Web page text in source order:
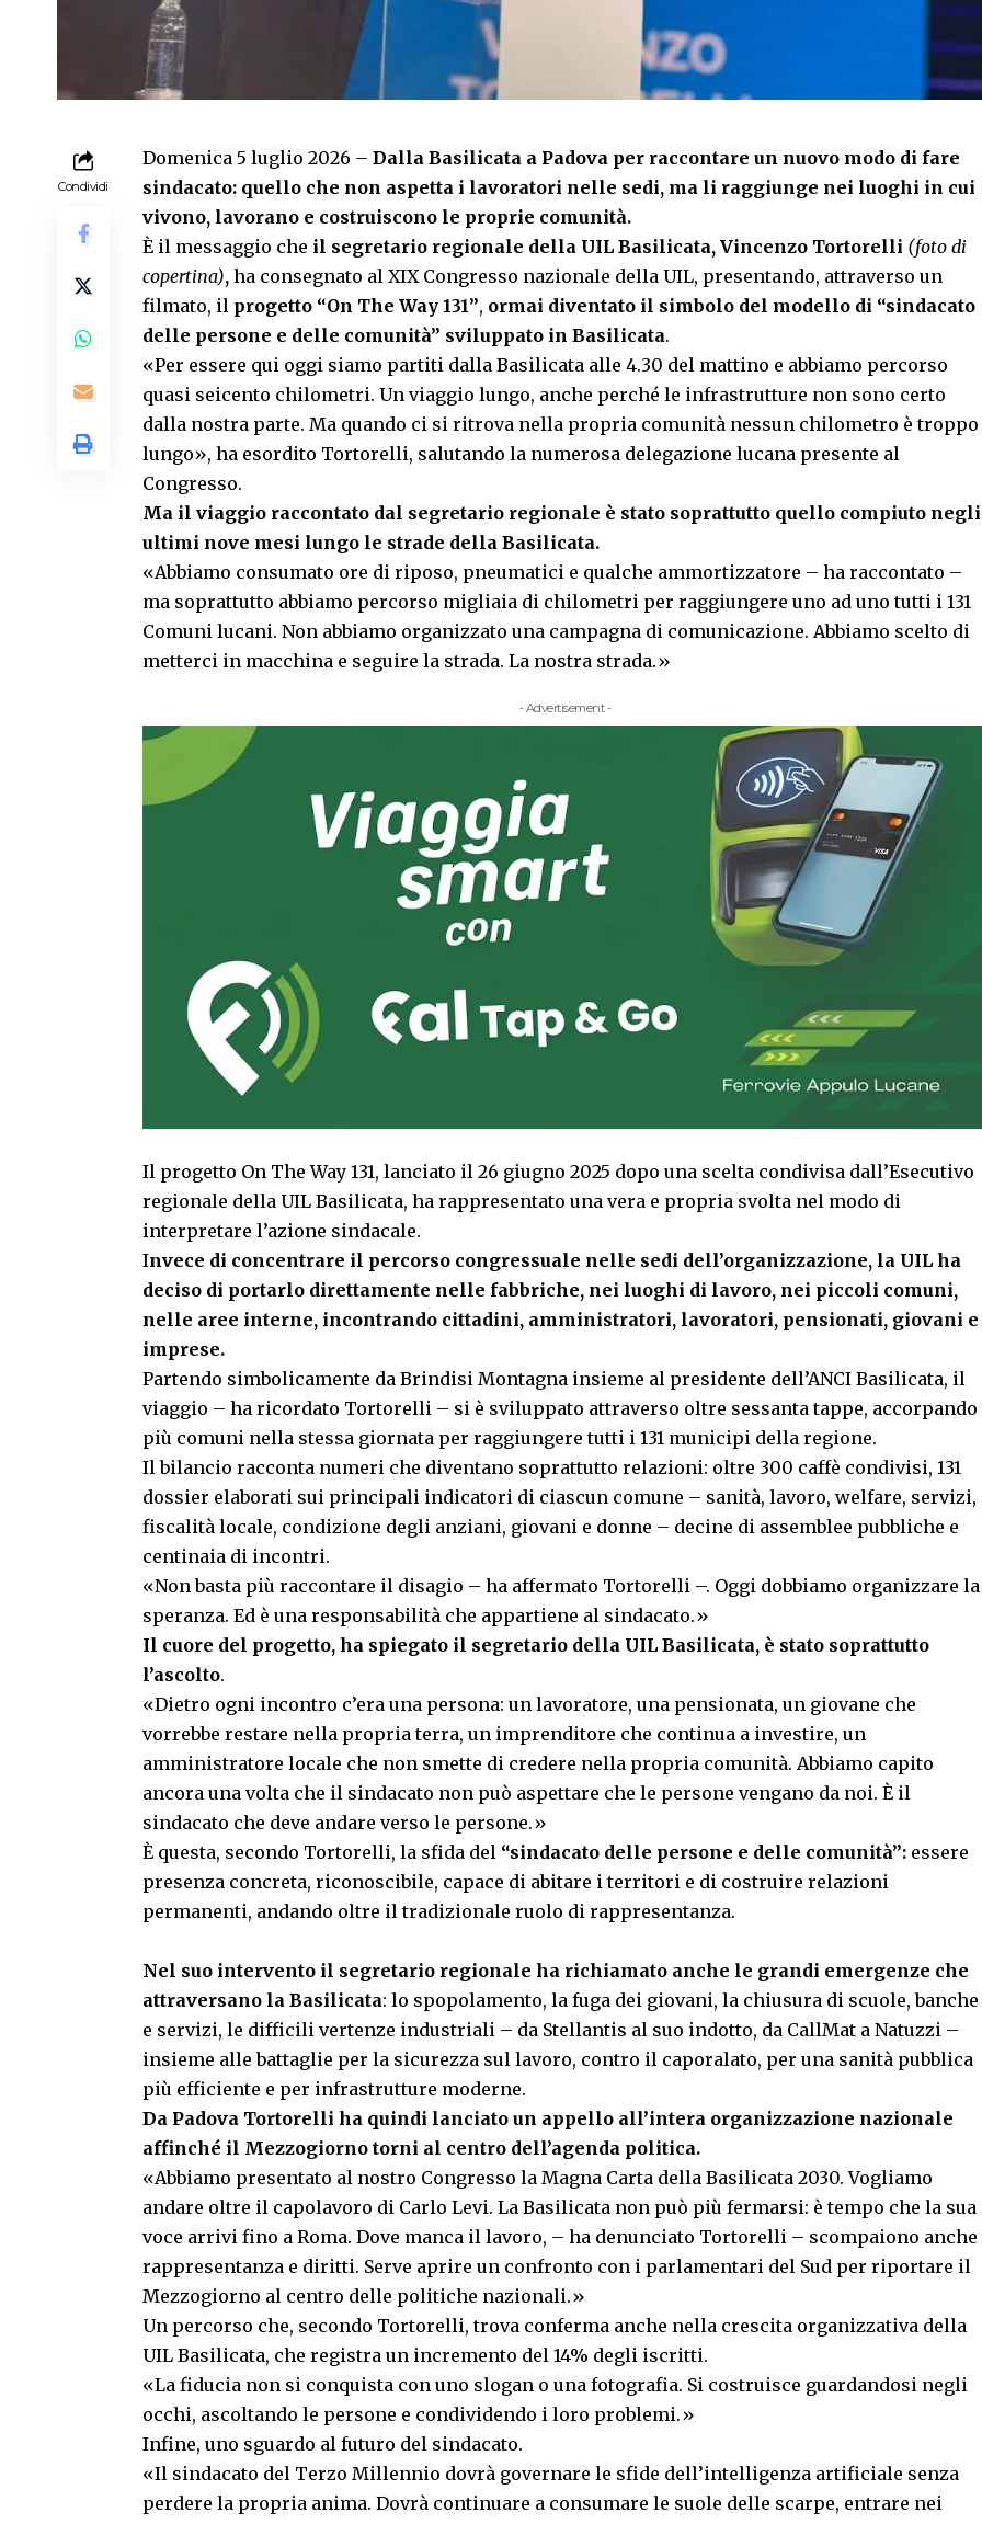
Condividi
Domenica 5 luglio 2026 – Dalla Basilicata a Padova per raccontare un nuovo modo di fare
sindacato: quello che non aspetta i lavoratori nelle sedi, ma li raggiunge nei luoghi in cui
vivono, lavorano e costruiscono le proprie comunità.
È il messaggio che il segretario regionale della UIL Basilicata, Vincenzo Tortorelli (foto di
copertina), ha consegnato al XIX Congresso nazionale della UIL, presentando, attraverso un
filmato, il progetto “On The Way 131”, ormai diventato il simbolo del modello di “sindacato
delle persone e delle comunità” sviluppato in Basilicata.
«Per essere qui oggi siamo partiti dalla Basilicata alle 4.30 del mattino e abbiamo percorso
quasi seicento chilometri. Un viaggio lungo, anche perché le infrastrutture non sono certo
dalla nostra parte. Ma quando ci si ritrova nella propria comunità nessun chilometro è troppo
lungo», ha esordito Tortorelli, salutando la numerosa delegazione lucana presente al
Congresso.
Ma il viaggio raccontato dal segretario regionale è stato soprattutto quello compiuto negli
ultimi nove mesi lungo le strade della Basilicata.
«Abbiamo consumato ore di riposo, pneumatici e qualche ammortizzatore – ha raccontato –
ma soprattutto abbiamo percorso migliaia di chilometri per raggiungere uno ad uno tutti i 131
Comuni lucani. Non abbiamo organizzato una campagna di comunicazione. Abbiamo scelto di
metterci in macchina e seguire la strada. La nostra strada.»
- Advertisement -
Il progetto On The Way 131, lanciato il 26 giugno 2025 dopo una scelta condivisa dall’Esecutivo
regionale della UIL Basilicata, ha rappresentato una vera e propria svolta nel modo di
interpretare l’azione sindacale.
Invece di concentrare il percorso congressuale nelle sedi dell’organizzazione, la UIL ha
deciso di portarlo direttamente nelle fabbriche, nei luoghi di lavoro, nei piccoli comuni,
nelle aree interne, incontrando cittadini, amministratori, lavoratori, pensionati, giovani e
imprese.
Partendo simbolicamente da Brindisi Montagna insieme al presidente dell’ANCI Basilicata, il
viaggio – ha ricordato Tortorelli – si è sviluppato attraverso oltre sessanta tappe, accorpando
più comuni nella stessa giornata per raggiungere tutti i 131 municipi della regione.
Il bilancio racconta numeri che diventano soprattutto relazioni: oltre 300 caffè condivisi, 131
dossier elaborati sui principali indicatori di ciascun comune – sanità, lavoro, welfare, servizi,
fiscalità locale, condizione degli anziani, giovani e donne – decine di assemblee pubbliche e
centinaia di incontri.
«Non basta più raccontare il disagio – ha affermato Tortorelli –. Oggi dobbiamo organizzare la
speranza. Ed è una responsabilità che appartiene al sindacato.»
Il cuore del progetto, ha spiegato il segretario della UIL Basilicata, è stato soprattutto
l’ascolto.
«Dietro ogni incontro c’era una persona: un lavoratore, una pensionata, un giovane che
vorrebbe restare nella propria terra, un imprenditore che continua a investire, un
amministratore locale che non smette di credere nella propria comunità. Abbiamo capito
ancora una volta che il sindacato non può aspettare che le persone vengano da noi. È il
sindacato che deve andare verso le persone.»
È questa, secondo Tortorelli, la sfida del “sindacato delle persone e delle comunità”: essere
presenza concreta, riconoscibile, capace di abitare i territori e di costruire relazioni
permanenti, andando oltre il tradizionale ruolo di rappresentanza.
Nel suo intervento il segretario regionale ha richiamato anche le grandi emergenze che
attraversano la Basilicata: lo spopolamento, la fuga dei giovani, la chiusura di scuole, banche
e servizi, le difficili vertenze industriali – da Stellantis al suo indotto, da CallMat a Natuzzi –
insieme alle battaglie per la sicurezza sul lavoro, contro il caporalato, per una sanità pubblica
più efficiente e per infrastrutture moderne.
Da Padova Tortorelli ha quindi lanciato un appello all’intera organizzazione nazionale
affinché il Mezzogiorno torni al centro dell’agenda politica.
«Abbiamo presentato al nostro Congresso la Magna Carta della Basilicata 2030. Vogliamo
andare oltre il capolavoro di Carlo Levi. La Basilicata non può più fermarsi: è tempo che la sua
voce arrivi fino a Roma. Dove manca il lavoro, – ha denunciato Tortorelli – scompaiono anche
rappresentanza e diritti. Serve aprire un confronto con i parlamentari del Sud per riportare il
Mezzogiorno al centro delle politiche nazionali.»
Un percorso che, secondo Tortorelli, trova conferma anche nella crescita organizzativa della
UIL Basilicata, che registra un incremento del 14% degli iscritti.
«La fiducia non si conquista con uno slogan o una fotografia. Si costruisce guardandosi negli
occhi, ascoltando le persone e condividendo i loro problemi.»
Infine, uno sguardo al futuro del sindacato.
«Il sindacato del Terzo Millennio dovrà governare le sfide dell’intelligenza artificiale senza
perdere la propria anima. Dovrà continuare a consumare le suole delle scarpe, entrare nei